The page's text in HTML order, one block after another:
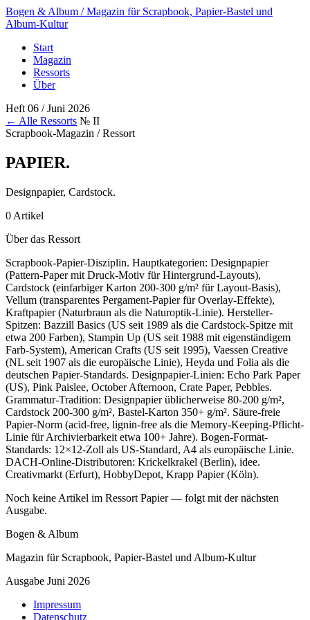
Bogen & Album / Magazin für Scrapbook, Papier-Bastel und
Album-Kultur
Start
Magazin
Ressorts
Über
Heft 06 / Juni 2026
← Alle Ressorts № II
Scrapbook-Magazin / Ressort
PAPIER.
Designpapier, Cardstock.
0 Artikel
Über das Ressort
Scrapbook-Papier-Disziplin. Hauptkategorien: Designpapier
(Pattern-Paper mit Druck-Motiv für Hintergrund-Layouts),
Cardstock (einfarbiger Karton 200-300 g/m² für Layout-Basis),
Vellum (transparentes Pergament-Papier für Overlay-Effekte),
Kraftpapier (Naturbraun als die Naturoptik-Linie). Hersteller-
Spitzen: Bazzill Basics (US seit 1989 als die Cardstock-Spitze mit
etwa 200 Farben), Stampin Up (US seit 1988 mit eigenständigem
Farb-System), American Crafts (US seit 1995), Vaessen Creative
(NL seit 1907 als die europäische Linie), Heyda und Folia als die
deutschen Papier-Standards. Designpapier-Linien: Echo Park Paper
(US), Pink Paislee, October Afternoon, Crate Paper, Pebbles.
Grammatur-Tradition: Designpapier üblicherweise 80-200 g/m²,
Cardstock 200-300 g/m², Bastel-Karton 350+ g/m². Säure-freie
Papier-Norm (acid-free, lignin-free als die Memory-Keeping-Pflicht-
Linie für Archivierbarkeit etwa 100+ Jahre). Bogen-Format-
Standards: 12×12-Zoll als US-Standard, A4 als europäische Linie.
DACH-Online-Distributoren: Krickelkrakel (Berlin), idee.
Creativmarkt (Erfurt), HobbyDepot, Krapp Papier (Köln).
Noch keine Artikel im Ressort Papier — folgt mit der nächsten
Ausgabe.
Bogen & Album
Magazin für Scrapbook, Papier-Bastel und Album-Kultur
Ausgabe Juni 2026
Impressum
Datenschutz